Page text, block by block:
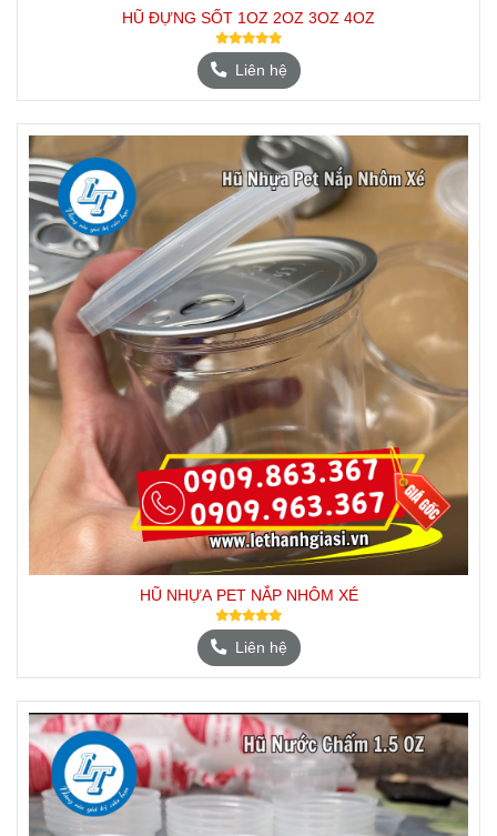
HŨ ĐỰNG SỐT 1OZ 2OZ 3OZ 4OZ
Liên hệ
HŨ NHỰA PET NẮP NHÔM XÉ
Liên hệ